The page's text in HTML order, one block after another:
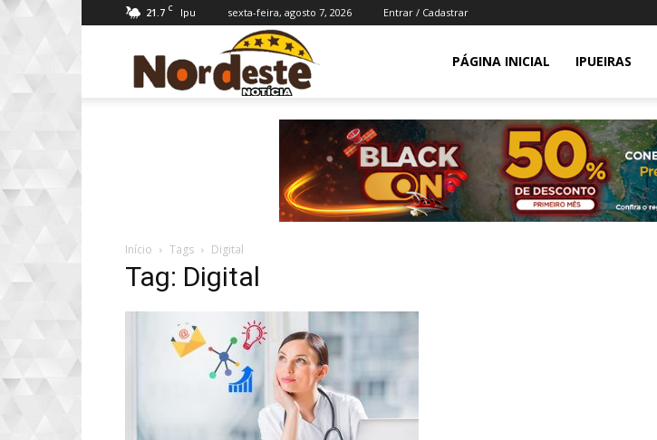
21.7 C Ipu sexta-feira, agosto 7, 2026 Entrar / Cadastrar
Notícia
PÁGINA INICIAL IPUEIRAS
Início Tags Digital
Tag: Digital